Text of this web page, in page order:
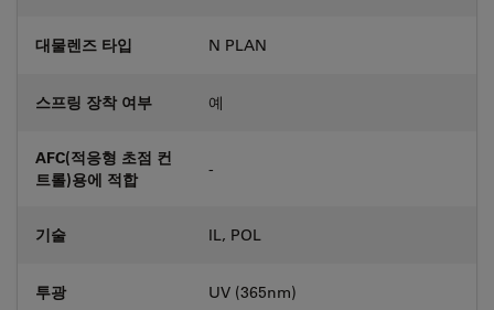
대물렌즈 타입 N PLAN
스프링 장착 여부 예
AFC(적응형 초점 컨
트롤)용에 적합
-
기술 IL, POL
투광 UV (365nm)